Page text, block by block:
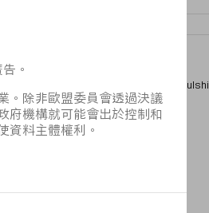
Raisoni Industrial Park, S. No. 276,
Hissa No.1, Village Mann, Taluka- Mulshi
411057 Pune - Maharashtra